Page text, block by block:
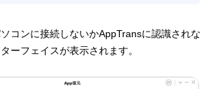
コンに接続しないかAppTransに認識されな
ーフェイスが表示されます。